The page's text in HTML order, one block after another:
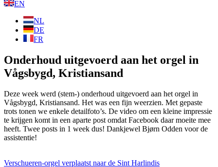
EN
NL
DE
FR
Onderhoud uitgevoerd aan het orgel in
Vågsbygd, Kristiansand
Deze week werd (stem-) onderhoud uitgevoerd aan het orgel in
Vågsbygd, Kristiansand. Het was een fijn weerzien. Met gepaste
trots tonen we enkele detailfoto’s. De video om een kleine impressie
te krijgen komt in een aparte post omdat Facebook daar moeite mee
heeft. Twee posts in 1 week dus! Dankjewel Bjørn Odden voor de
assistentie!
Verschueren-orgel verplaatst naar de Sint Harlindis